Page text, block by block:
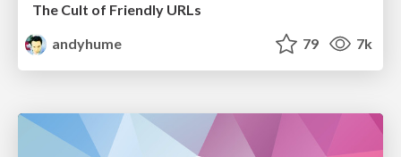
The Cult of Friendly URLs
andyhume
79 7k